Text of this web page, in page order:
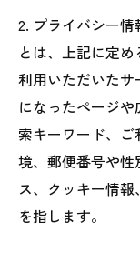
2. プライバシー情
とは、上記に定
利用いただいた
になったページ
索キーワード、
境、郵便番号や
ス、クッキー情
を指します。